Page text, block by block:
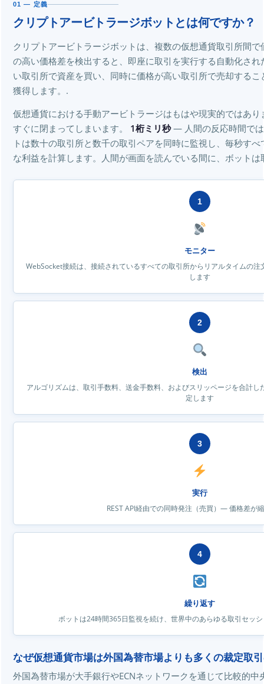
01 — 定義
クリプトアービトラージボットとは何ですか？
クリプトアービトラージボットは、複数の仮想通貨取引所間
の高い価格差を検出すると、即座に取引を実行する自動化さ
い取引所で資産を買い、同時に価格が高い取引所で売却する
獲得します。.
仮想通貨における手動アービトラージはもはや現実的ではあ
すぐに閉まってしまいます。 1桁ミリ秒— 人間の反応時間で
トは数十の取引所と数千の取引ペアを同時に監視し、毎秒す
な利益を計算します。人間が画面を読んでいる間に、ボット
1
モニター
WebSocket接続は、接続されているすべての取引所からリアルタイムの
します
2
検出
アルゴリズムは、取引手数料、送金手数料、およびスリッページを合計
定します
3
実行
REST API経由での同時発注（売買）— 価格差が
4
繰り返す
ボットは24時間365日監視を続け、世界中のあらゆる取引セッ
なぜ仮想通貨市場は外国為替市場よりも多くの裁定取
外国為替市場が大手銀行やECNネットワークを通じて比較的